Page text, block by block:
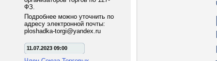
ФЗ.
Подробнее можно уточнить по
адресу электронной почты:
ploshadka-torgi@yandex.ru
11.07.2023 09:00